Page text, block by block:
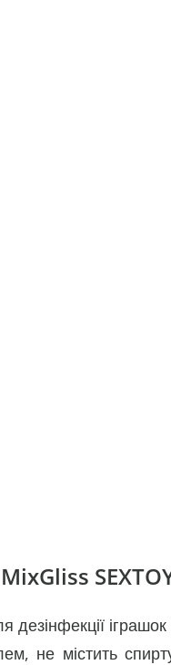
не містить